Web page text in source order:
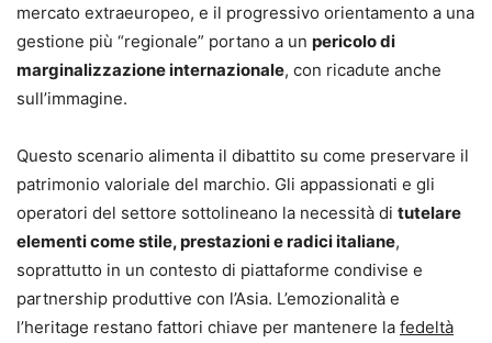
mercato extraeuropeo, e il progressivo orientamento a una
gestione più “regionale” portano a un pericolo di
marginalizzazione internazionale, con ricadute anche
sull’immagine.
Questo scenario alimenta il dibattito su come preservare il
patrimonio valoriale del marchio. Gli appassionati e gli
operatori del settore sottolineano la necessità di tutelare
elementi come stile, prestazioni e radici italiane,
soprattutto in un contesto di piattaforme condivise e
partnership produttive con l’Asia. L’emozionalità e
l’heritage restano fattori chiave per mantenere la fedeltà